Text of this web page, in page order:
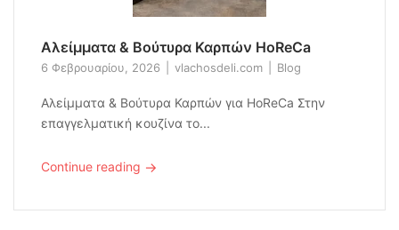
Αλείμματα & Βούτυρα Καρπών HoReCa
6 Φεβρουαρίου, 2026 vlachosdeli.com Blog
Αλείμματα & Βούτυρα Καρπών για HoReCa Στην
επαγγελματική κουζίνα το...
Continue reading →